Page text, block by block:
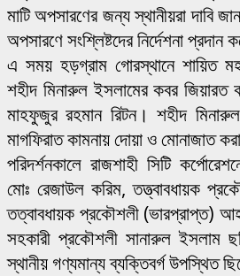
মাটি অপসারণের জন্য স্থানীয়রা দাবি
অপসারণে সংশ্লিষ্টদের নির্দেশনা
এ সময় হড়গ্রাম গোরস্থানে শায়িত
শহীদ মিনারুল ইসলামের কবর জিয়ারত
মাহফুজুর রহমান রিটন। শহীদ
মাগফিরাত কামনায় দোয়া ও মোনাজাত
পরিদর্শনকালে রাজশাহী সিটি
মোঃ রেজাউল করিম, তত্ত্বাবধায়ক
তত্বাবধায়ক প্রকৌশলী (ভারপ্রাপ্ত)
সহকারী প্রকৌশলী সানারুল ইসলাম
স্থানীয় গণ্যমান্য ব্যক্তিবর্গ উপস্থিত